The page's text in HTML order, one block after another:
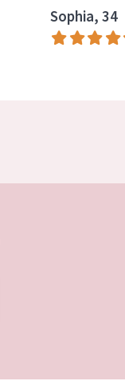
Sophia, 34